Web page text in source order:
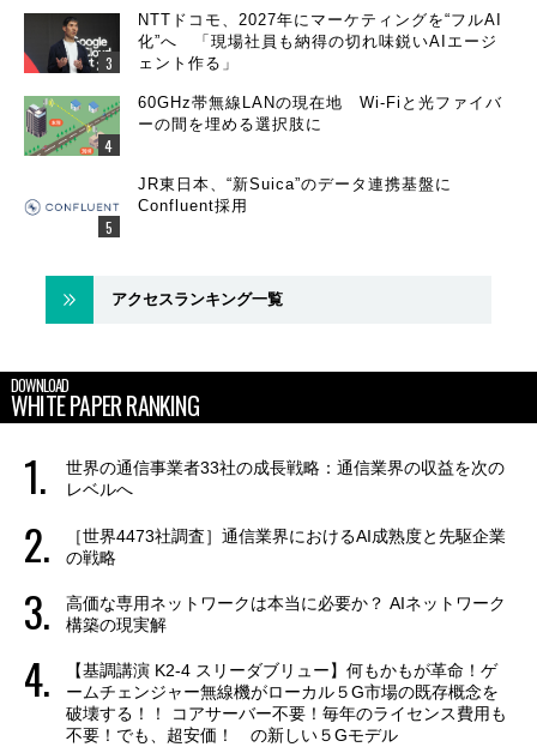
NTTドコモ、2027年にマーケティングを“フルAI
化”へ 「現場社員も納得の切れ味鋭いAIエージ
ェント作る」
60GHz帯無線LANの現在地 Wi-Fiと光ファイバ
ーの間を埋める選択肢に
JR東日本、“新Suica”のデータ連携基盤に
Confluent採用
アクセスランキング一覧
DOWNLOAD
WHITE PAPER RANKING
世界の通信事業者33社の成長戦略：通信業界の収益を次の
レベルへ
［世界4473社調査］通信業界におけるAI成熟度と先駆企業
の戦略
高価な専用ネットワークは本当に必要か？ AIネットワーク
構築の現実解
【基調講演 K2-4 スリーダブリュー】何もかもが革命！ゲ
ームチェンジャー無線機がローカル５G市場の既存概念を
破壊する！！ コアサーバー不要！毎年のライセンス費用も
不要！でも、超安価！ の新しい５Gモデル